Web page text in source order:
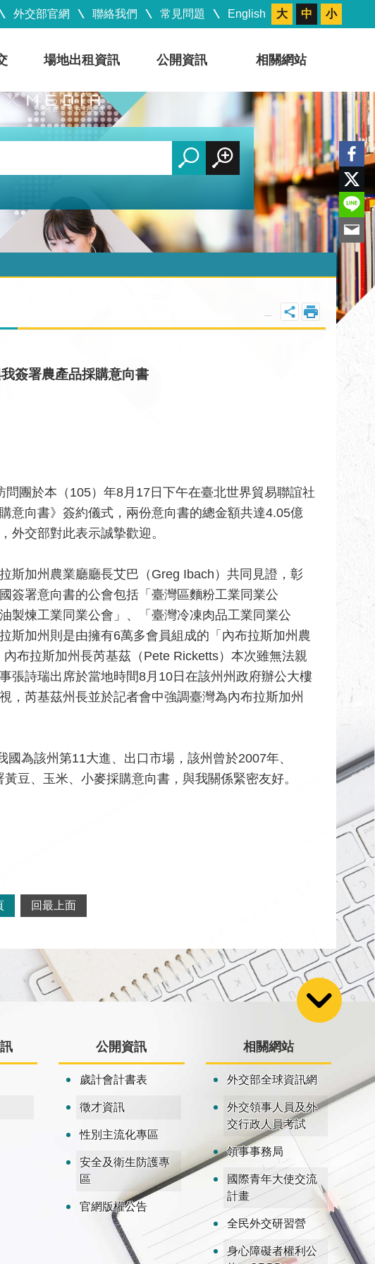
外交部官網 聯絡我們 常見問題 English 大 中 小
場地出租資訊 公開資訊 相關網站
簽署農產品採購意向書
團於本（105）年8月17日下午在臺北世界貿易聯誼社
意向書》簽約儀式，兩份意向書的總金額共達4.05億
外交部對此表示誠摯歡迎。
斯加州農業廳廳長艾巴（Greg Ibach）共同見證，彰
簽署意向書的公會包括「臺灣區麵粉工業同業公
製煉工業同業公會」、「臺灣冷凍肉品工業同業公
斯加州則是由擁有6萬多會員組成的「內布拉斯加州農
布拉斯加州長芮基茲（Pete Ricketts）本次雖無法親
張詩瑞出席於當地時間8月10日在該州州政府辦公大樓
，芮基茲州長並於記者會中強調臺灣為內布拉斯加州
為該州第11大進、出口市場，該州曾於2007年、
豆、玉米、小麥採購意向書，與我關係緊密友好。
回最上面
公開資訊
歲計會計書表
徵才資訊
性別主流化專區
安全及衛生防護專
區
官網版權公告
相關網站
外交部全球資訊網
外交領事人員及外
交行政人員考試
領事事務局
國際青年大使交流
計畫
全民外交研習營
身心障礙者權利公